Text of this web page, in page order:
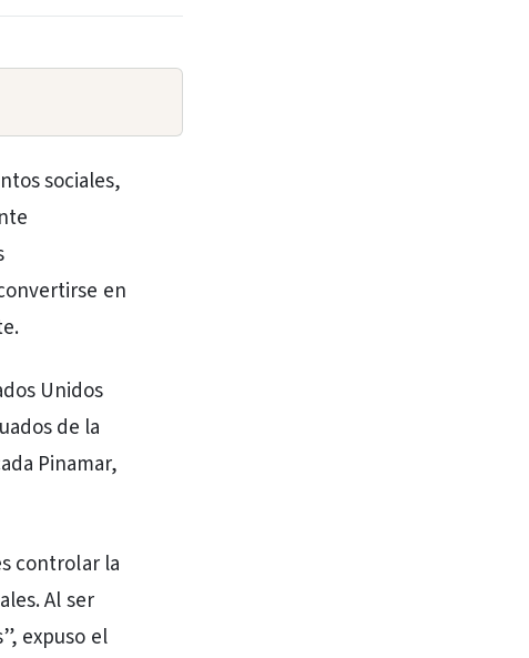
sociales,
en
Unidos
de la
Pinamar,
controlar la
Al ser
expuso el